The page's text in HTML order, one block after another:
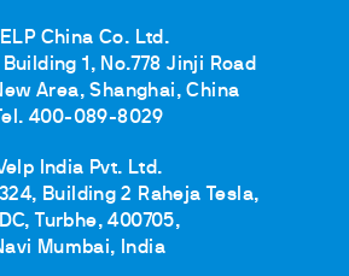
China Co. Ltd.
1, No.778 Jinji Road
Area, Shanghai, China
Tel. 400-089-8029
India Pvt. Ltd.
Building 2 Raheja Tesla,
Turbhe, 400705,
Mumbai, India